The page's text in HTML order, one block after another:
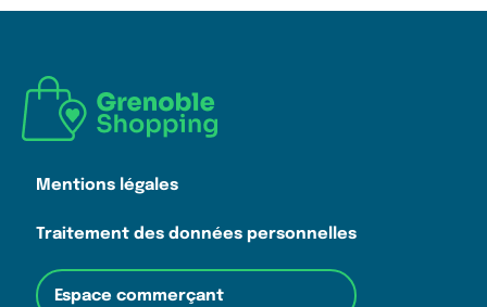
Mentions légales
Traitement des données personnelles
Espace commerçant